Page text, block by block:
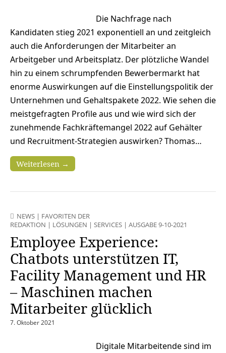
Die Nachfrage nach
Kandidaten stieg 2021 exponentiell an und zeitgleich
auch die Anforderungen der Mitarbeiter an
Arbeitgeber und Arbeitsplatz. Der plötzliche Wandel
hin zu einem schrumpfenden Bewerbermarkt hat
enorme Auswirkungen auf die Einstellungspolitik der
Unternehmen und Gehaltspakete 2022. Wie sehen die
meistgefragten Profile aus und wie wird sich der
zunehmende Fachkräftemangel 2022 auf Gehälter
und Recruitment-Strategien auswirken? Thomas…
Weiterlesen →
NEWS | FAVORITEN DER
REDAKTION | LÖSUNGEN | SERVICES | AUSGABE 9-10-2021
Employee Experience:
Chatbots unterstützen IT,
Facility Management und HR
– Maschinen machen
Mitarbeiter glücklich
7. Oktober 2021
Digitale Mitarbeitende sind im